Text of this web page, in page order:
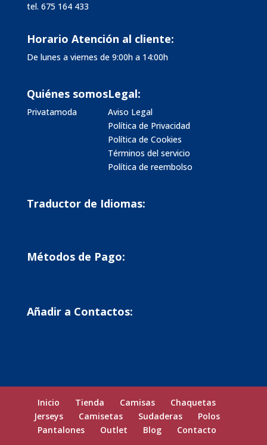
tel. 675 164 433
Horario Atención al cliente:
De lunes a viernes de 9:00h a 14:00h
Quiénes somos
Privatamoda
Legal:
Aviso Legal
Política de Privacidad
Política de Cookies
Términos del servicio
Política de reembolso
Traductor de Idiomas:
Métodos de Pago:
Añadir a Contactos:
Inicio Tienda Camisas
Chaquetas
Jerseys
Camisetas Sudaderas
Polos
Pantalones
Outlet Blog Contacto